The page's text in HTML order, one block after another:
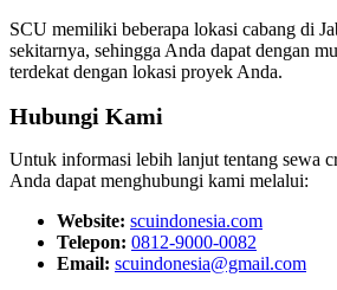
SCU memiliki beberapa lokasi cabang di
sekitarnya, sehingga Anda dapat dengan
terdekat dengan lokasi proyek Anda.
Hubungi Kami
Untuk informasi lebih lanjut tentang sewa
Anda dapat menghubungi kami melalui:
Website: scuindonesia.com
Telepon: 0812-9000-0082
Email: scuindonesia@gmail.com